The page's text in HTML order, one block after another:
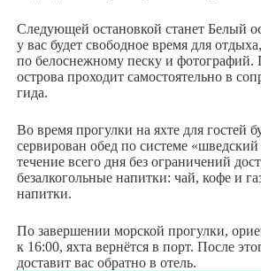
Следующей остановкой станет Белый
у вас будет свободное время для
по белоснежному песку и фотографий.
острова проходит самостоятельно в
гида.
Во время прогулки на яхте для гостей
сервирован обед по системе
течение всего дня без ограничений
безалкогольные напитки: чай, кофе и
напитки.
По завершении морской прогулки,
к 16:00, яхта вернётся в порт. После
доставит вас обратно в отель.